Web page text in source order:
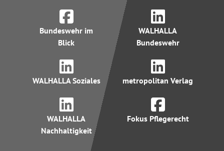
Bundeswehr im
Blick
WALHALLA
Bundeswehr
WALHALLA Soziales metropolitan Verlag
WALHALLA
Nachhaltigkeit
Fokus Pflegerecht